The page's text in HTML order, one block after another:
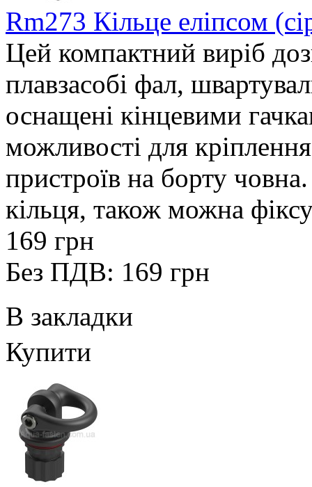
Rm273 Кільце еліпсом
Цей компактний виріб
плавзасобі фал,
оснащені кінцевими
можливості для
пристроїв на борту
кільця, також можна
169 грн
Без ПДВ: 169 грн
В закладки
Купити